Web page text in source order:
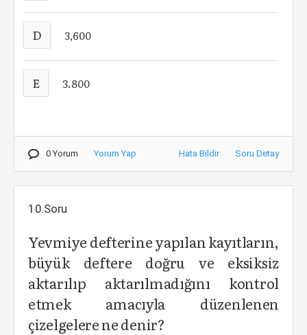
D 3,600
E 3.800
0 Yorum Yorum Yap Hata Bildir Soru Detay
10.Soru
Yevmiye defterine yapılan kayıtların,
büyük deftere doğru ve eksiksiz
aktarılıp aktarılmadığını kontrol
etmek amacıyla düzenlenen
çizelgelere ne denir?